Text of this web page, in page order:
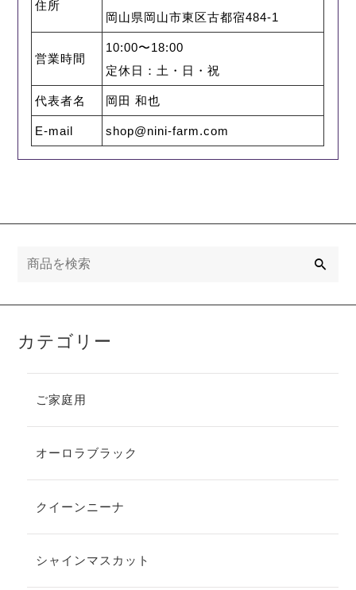
住所
岡山県岡山市東区古都宿484-1
営業時間
10:00〜18:00
定休日：土・日・祝
代表者名 岡田 和也
E-mail shop@nini-farm.com
カテゴリー
ご家庭用
オーロラブラック
クイーンニーナ
シャインマスカット